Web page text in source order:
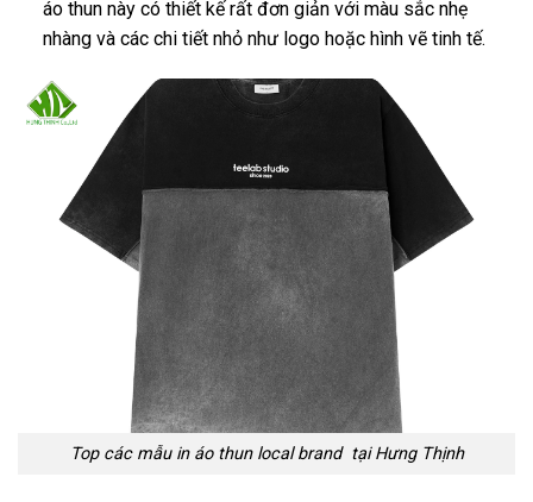
áo thun này có thiết kế rất đơn giản với màu sắc nhẹ
nhàng và các chi tiết nhỏ như logo hoặc hình vẽ tinh tế.
Top các mẫu in áo thun local brand tại Hưng Thịnh